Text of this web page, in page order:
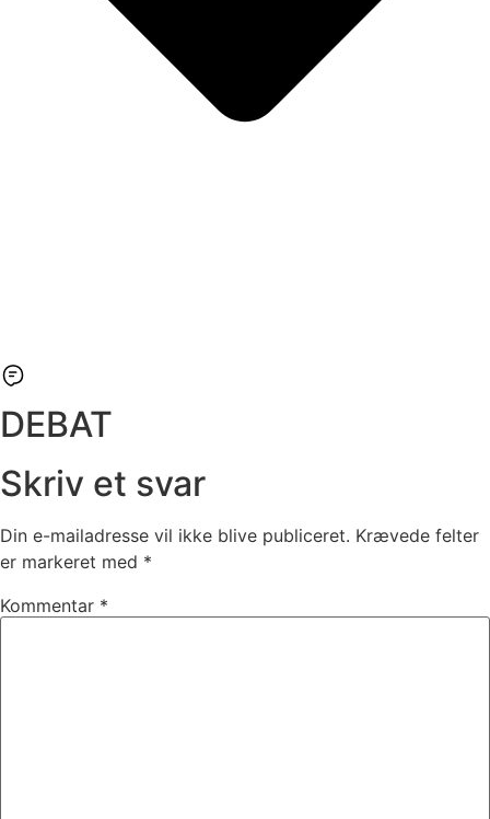
DEBAT
Skriv et svar
Din e-mailadresse vil ikke blive publiceret. Krævede felter
er markeret med *
Kommentar *